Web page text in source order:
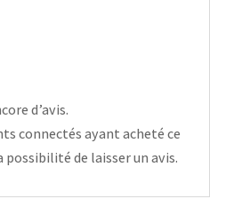
d’avis.
connectés ayant acheté ce
de laisser un avis.